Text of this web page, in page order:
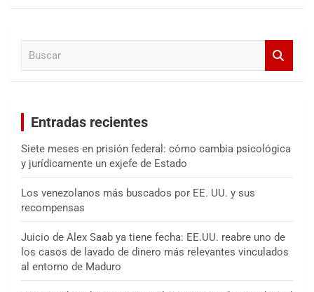
Entradas recientes
Siete meses en prisión federal: cómo cambia psicológica
y jurídicamente un exjefe de Estado
Los venezolanos más buscados por EE. UU. y sus
recompensas
Juicio de Alex Saab ya tiene fecha: EE.UU. reabre uno de
los casos de lavado de dinero más relevantes vinculados
al entorno de Maduro